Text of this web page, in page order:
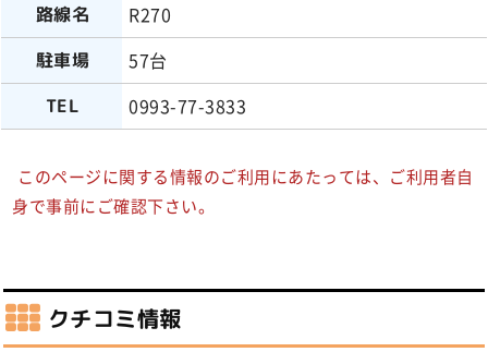
路線名 R270
駐車場 57台
TEL 0993-77-3833
このページに関する情報のご利用にあたっては、ご利用者自
身で事前にご確認下さい。
クチコミ情報